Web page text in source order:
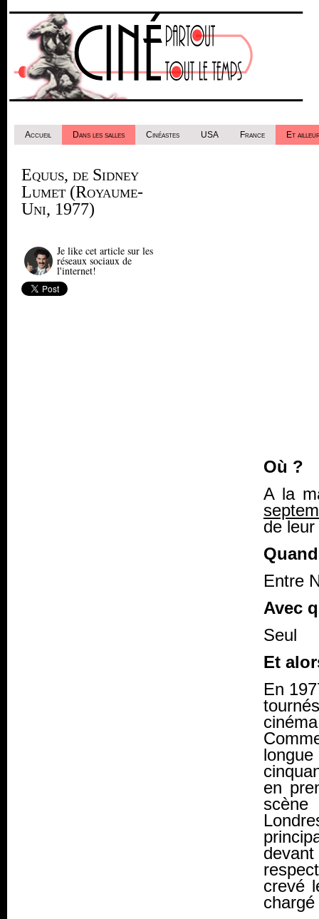
Accueil Dans les salles Cinéastes USA France Et
Equus, de Sidney
Lumet (Royaume-
Uni, 1977)
Je like cet article sur les
réseaux sociaux de
l'internet!
Où ?
A la
de
Entre
Avec
Seul
Et
En
en
scène
crevé